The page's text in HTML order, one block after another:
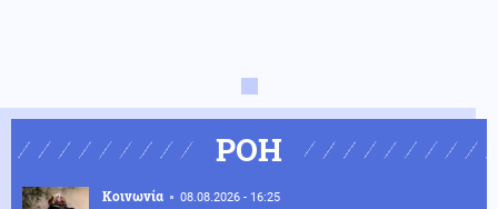
ΡΟΗ
Κοινωνία 08.08.2026 - 16:25